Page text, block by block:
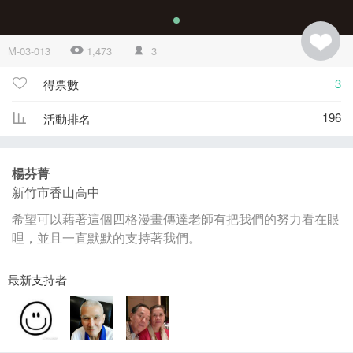
M-03-013 1,473 3
得票數 3
活動排名 196
楊芬菁
新竹市香山高中
希望可以藉著這個四格漫畫傳達老師有把我們的努力看在眼
哩，並且一直默默的支持著我們。
最新支持者